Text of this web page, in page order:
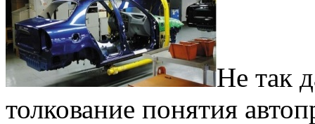
Не так
толкование понятия